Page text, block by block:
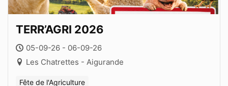
TERR’AGRI 2026
05-09-26 - 06-09-26
Les Chatrettes - Aigurande
Fête de l'Agriculture